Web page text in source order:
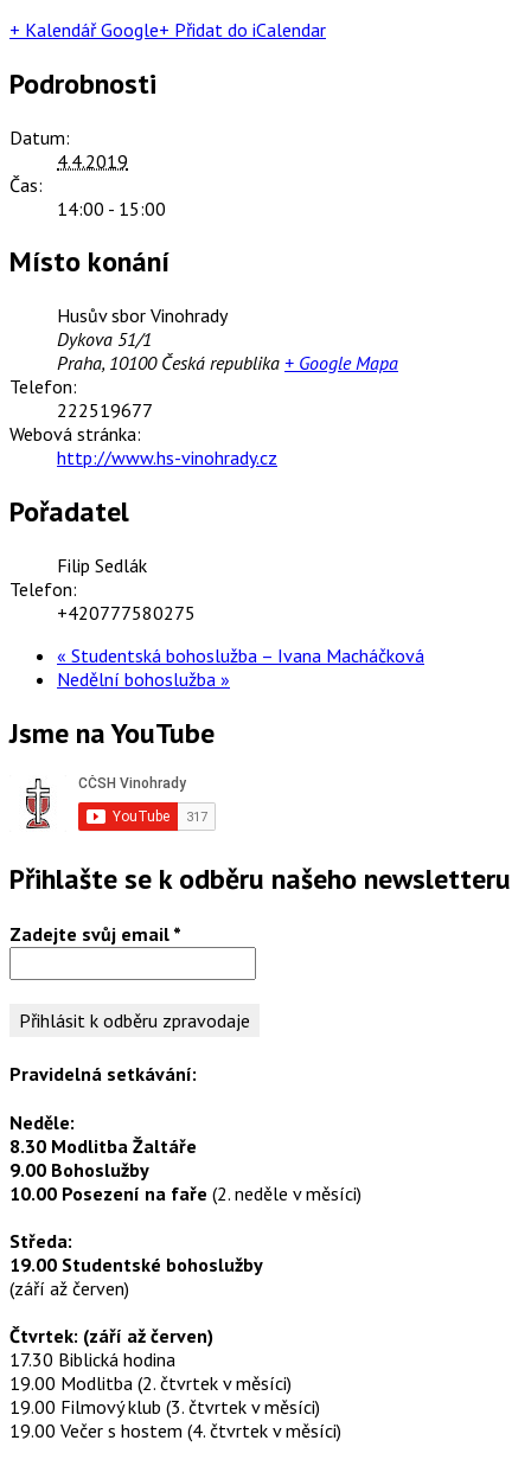
+ Kalendář Google+ Přidat do iCalendar
Podrobnosti
Datum:
4.4.2019
Čas:
14:00 - 15:00
Místo konání
Husův sbor Vinohrady
Dykova 51/1
Praha, 10100 Česká republika + Google Mapa
Telefon:
222519677
Webová stránka:
http://www.hs-vinohrady.cz
Pořadatel
Filip Sedlák
Telefon:
+420777580275
« Studentská bohoslužba – Ivana Macháčková
Nedělní bohoslužba »
Jsme na YouTube
Přihlašte se k odběru našeho newsletteru
Zadejte svůj email *
Pravidelná setkávání:
Neděle:
8.30 Modlitba Žaltáře
9.00 Bohoslužby
10.00 Posezení na faře (2. neděle v měsíci)
Středa:
19.00 Studentské bohoslužby
(září až červen)
Čtvrtek: (září až červen)
17.30 Biblická hodina
19.00 Modlitba (2. čtvrtek v měsíci)
19.00 Filmový klub (3. čtvrtek v měsíci)
19.00 Večer s hostem (4. čtvrtek v měsíci)